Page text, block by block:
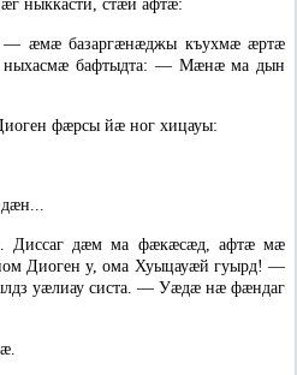
ныккасти, стæй афтæ:
æмæ базаргæнæджы къухмæ æртæ
бафтыдта: — Мæнæ ма дын
фæрсы йæ ног хицауы:
Диссаг дæм ма фæкæсæд, афтæ мæ
Диоген у, ома Хуыцауæй гуырд! —
уæлиау систа. — Уæдæ нæ фæндаг